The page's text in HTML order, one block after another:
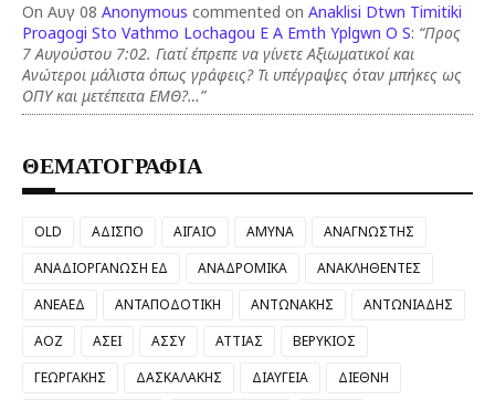
On Αυγ 08 Anonymous commented on Anaklisi Dtwn Timitiki
Proagogi Sto Vathmo Lochagou E A Emth Yplgwn O S: “Προς
7 Αυγούστου 7:02. Γιατί έπρεπε να γίνετε Αξιωματικοί και
Ανώτεροι μάλιστα όπως γράφεις? Τι υπέγραψες όταν μπήκες ως
ΟΠΥ και μετέπειτα ΕΜΘ?…”
ΘΕΜΑΤΟΓΡΑΦΙΑ
OLD ΑΔΙΣΠΟ ΑΙΓΑΙΟ ΑΜΥΝΑ
ΑΝΑΓΝΩΣΤΗΣ
ΑΝΑΔΙΟΡΓΑΝΩΣΗ ΕΔ
ΑΝΑΔΡΟΜΙΚΑ
ΑΝΑΚΛΗΘΕΝΤΕΣ
ΑΝΕΑΕΔ
ΑΝΤΑΠΟΔΟΤΙΚΗ ΑΝΤΩΝΑΚΗΣ
ΑΝΤΩΝΙΑΔΗΣ
ΑΟΖ
ΑΣΕΙ ΑΣΣΥ ΑΤΤΙΑΣ
ΒΕΡΥΚΙΟΣ
ΓΕΩΡΓΑΚΗΣ
ΔΑΣΚΑΛΑΚΗΣ ΔΙΑΥΓΕΙΑ
ΔΙΕΘΝΗ